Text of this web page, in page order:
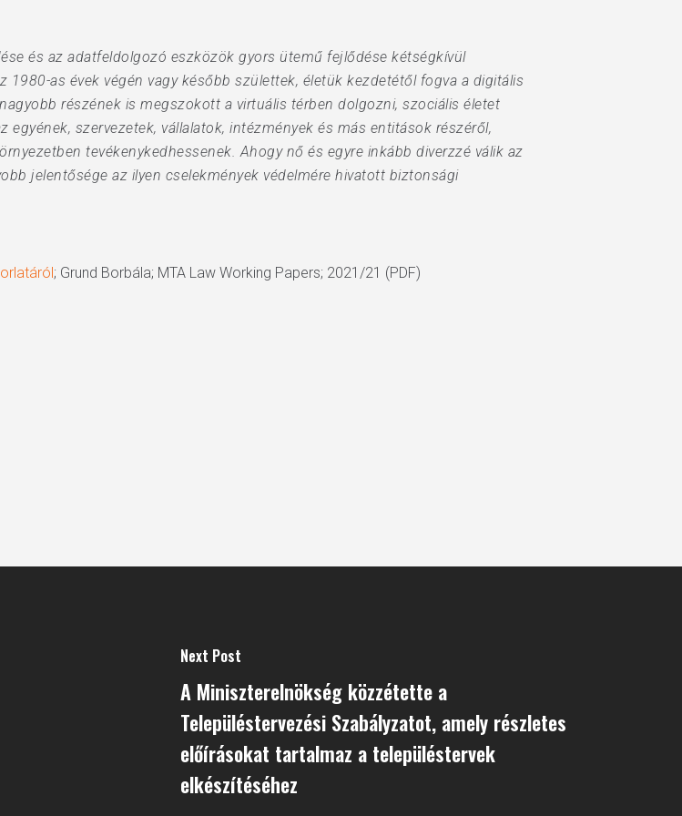
és az adatfeldolgozó eszközök gyors ütemű fejlődése kétségkívül
as évek végén vagy később születtek, életük kezdetétől fogva a digitális
részének is megszokott a virtuális térben dolgozni, szociális életet
szervezetek, vállalatok, intézmények és más entitások részéről,
tevékenykedhessenek. Ahogy nő és egyre inkább diverzzé válik az
jelentősége az ilyen cselekmények védelmére hivatott biztonsági
; Grund Borbála; MTA Law Working Papers; 2021/21 (PDF)
Next Post
A Miniszterelnökség közzétette a
Településtervezési Szabályzatot, amely részletes
előírásokat tartalmaz a településtervek
elkészítéséhez